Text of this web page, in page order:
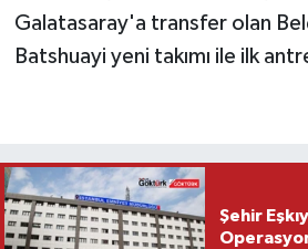
Galatasaray'a transfer olan
Batshuayi yeni takımı ile ilk
Şehir